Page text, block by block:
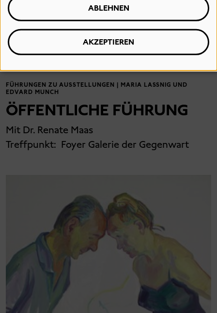
09
Sonntag
15:00- 16:30
FÜHRUNGEN ZU AUSSTELLUNGEN | MARIA LASSNIG UND
EDVARD MUNCH
ÖFFENTLICHE FÜHRUNG
Mit Dr. Renate Maas
Treffpunkt: Foyer Galerie der Gegenwart
ABLEHNEN
AKZEPTIEREN